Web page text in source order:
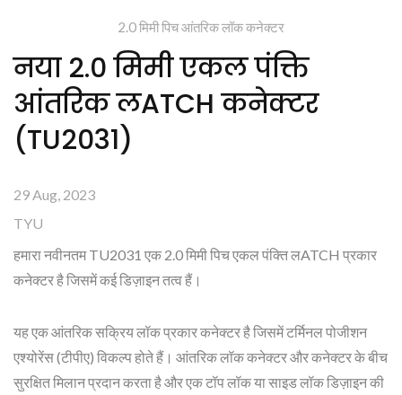
2.0 मिमी पिच आंतरिक लॉक कनेक्टर
नया 2.0 मिमी एकल पंक्ति
आंतरिक लATCH कनेक्टर
(TU2031)
29 Aug, 2023
TYU
हमारा नवीनतम TU2031 एक 2.0 मिमी पिच एकल पंक्ति लATCH प्रकार
कनेक्टर है जिसमें कई डिज़ाइन तत्व हैं।
यह एक आंतरिक सक्रिय लॉक प्रकार कनेक्टर है जिसमें टर्मिनल पोजीशन
एश्योरेंस (टीपीए) विकल्प होते हैं। आंतरिक लॉक कनेक्टर और कनेक्टर के बीच
सुरक्षित मिलान प्रदान करता है और एक टॉप लॉक या साइड लॉक डिज़ाइन की